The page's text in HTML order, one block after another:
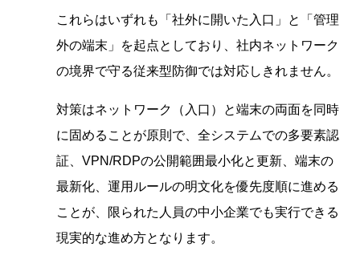
これらはいずれも「社外に開いた入口」と「管理
外の端末」を起点としており、社内ネットワーク
の境界で守る従来型防御では対応しきれません。
対策はネットワーク（入口）と端末の両面を同時
に固めることが原則で、全システムでの多要素認
証、VPN/RDPの公開範囲最小化と更新、端末の
最新化、運用ルールの明文化を優先度順に進める
ことが、限られた人員の中小企業でも実行できる
現実的な進め方となります。